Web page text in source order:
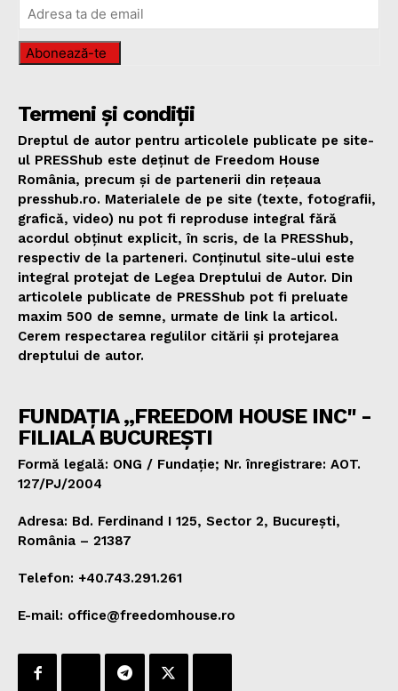
Abonează-te
Termeni și condiții
Dreptul de autor pentru articolele publicate pe site-
ul PRESShub este deținut de Freedom House
România, precum și de partenerii din rețeaua
presshub.ro. Materialele de pe site (texte, fotografii,
grafică, video) nu pot fi reproduse integral fără
acordul obținut explicit, în scris, de la PRESShub,
respectiv de la parteneri. Conținutul site-ului este
integral protejat de Legea Dreptului de Autor. Din
articolele publicate de PRESShub pot fi preluate
maxim 500 de semne, urmate de link la articol.
Cerem respectarea regulilor citării și protejarea
dreptului de autor.
FUNDAȚIA „FREEDOM HOUSE INC" -
FILIALA BUCUREȘTI
Formă legală: ONG / Fundație; Nr. înregistrare: AOT.
127/PJ/2004
Adresa: Bd. Ferdinand I 125, Sector 2, București,
România – 21387
Telefon: +40.743.291.261
E-mail: office@freedomhouse.ro